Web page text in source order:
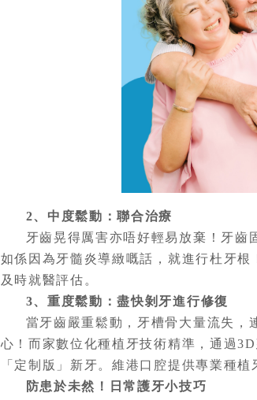
2、中度鬆動：聯合治療
牙齒晃得厲害亦唔好輕易放棄！牙齒
如係因為牙髓炎導緻嘅話，就進行杜牙
及時就醫評估。
3、重度鬆動：盡快剝牙進行修復
當牙齒嚴重鬆動，牙槽骨大量流失，
心！而家數位化種植牙技術精準，通過
「定制版」新牙。維港口腔提供專業種植
防患於未然！日常護牙小技巧